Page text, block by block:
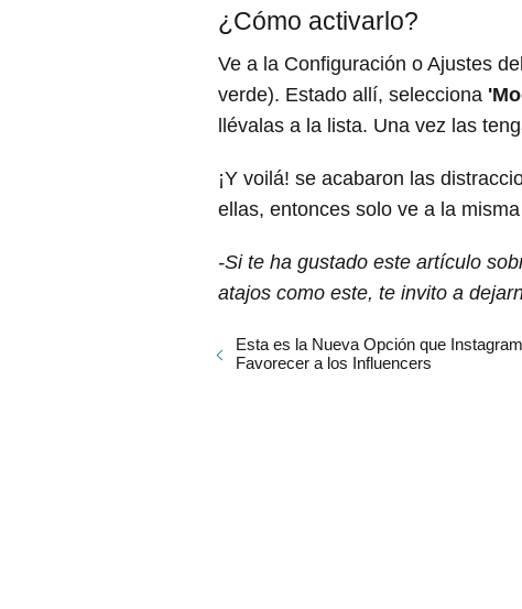
¿Cómo activarlo?
Ve a la Configuración o Ajustes
verde). Estado allí, selecciona
llévalas a la lista. Una vez las
¡Y voilá! se acabaron las
ellas, entonces solo ve a la
-Si te ha gustado este artículo
atajos como este, te invito a
Esta es la Nueva Opción que
Favorecer a los Influencers